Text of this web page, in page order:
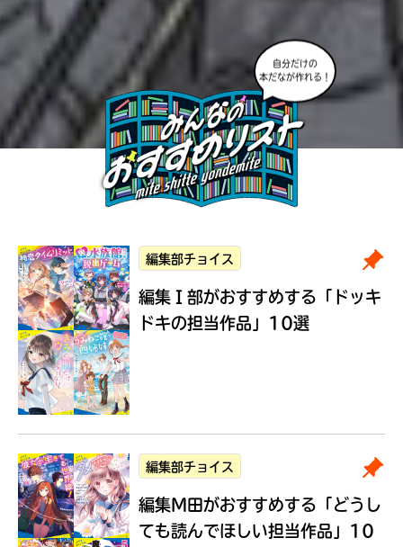
自分だけの
本だなが作れる！
編集部チョイス
編集Ｉ部がおすすめする 「ドッキ
ドキの担当作品」10選
編集部チョイス
編集M田がおすすめする 「どうし
ても読んでほしい担当作品」10